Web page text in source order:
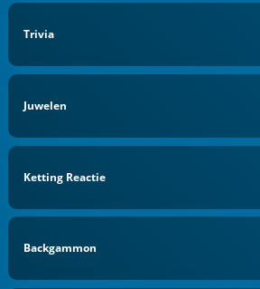
Trivia
Juwelen
Ketting Reactie
Backgammon